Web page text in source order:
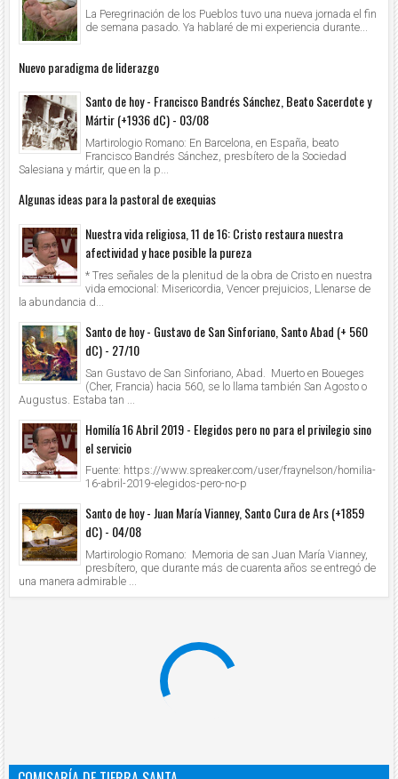
La Peregrinación de los Pueblos tuvo una nueva jornada el fin
de semana pasado. Ya hablaré de mi experiencia durante...
Nuevo paradigma de liderazgo
Santo de hoy - Francisco Bandrés Sánchez, Beato Sacerdote y
Mártir (+1936 dC) - 03/08
Martirologio Romano: En Barcelona, en España, beato
Francisco Bandrés Sánchez, presbítero de la Sociedad
Salesiana y mártir, que en la p...
Algunas ideas para la pastoral de exequias
Nuestra vida religiosa, 11 de 16: Cristo restaura nuestra
afectividad y hace posible la pureza
* Tres señales de la plenitud de la obra de Cristo en nuestra
vida emocional: Misericordia, Vencer prejuicios, Llenarse de
la abundancia d...
Santo de hoy - Gustavo de San Sinforiano, Santo Abad (+ 560
dC) - 27/10
San Gustavo de San Sinforiano, Abad. Muerto en Boueges
(Cher, Francia) hacia 560, se lo llama también San Agosto o
Augustus. Estaba tan ...
Homilía 16 Abril 2019 - Elegidos pero no para el privilegio sino
el servicio
Fuente: https://www.spreaker.com/user/fraynelson/homilia-
16-abril-2019-elegidos-pero-no-p
Santo de hoy - Juan María Vianney, Santo Cura de Ars (+1859
dC) - 04/08
Martirologio Romano: Memoria de san Juan María Vianney,
presbítero, que durante más de cuarenta años se entregó de
una manera admirable ...